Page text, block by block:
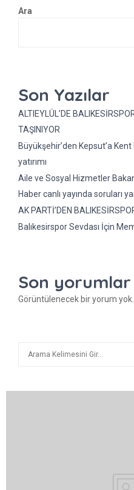
Ara
Son Yazılar
ALTIEYLÜL’DE
TAŞINIYOR
Büyükşehir’den Kepsut’a
yatırımı
Aile ve Sosyal Hizmetler
Haber canlı yayında soruları
AK PARTİ’DEN
Balıkesirspor Sevdası İçin
Son yorumlar
Görüntülenecek bir yorum yok.